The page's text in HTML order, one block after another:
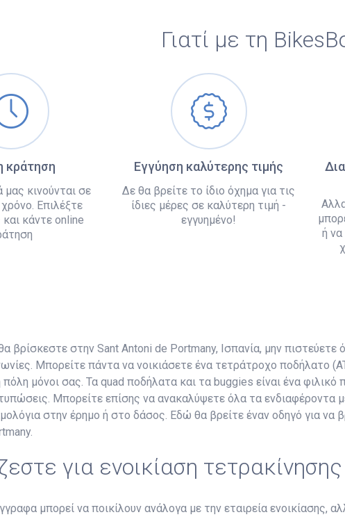
Γιατί με τη
κράτηση
μας κινούνται σε
Επιλέξτε
και κάντε online
Εγγύηση καλύτερης τιμής
Δε θα βρείτε το ίδιο όχημα για τις
ίδιες μέρες σε καλύτερη τιμή -
εγγυημένο!
ή
βρίσκεστε στην Sant Antoni de Portmany, Ισπανία, μην πιστεύετε
Μπορείτε πάντα να νοικιάσετε ένα τετράτροχο ποδήλατο
μόνοι σας. Τα quad ποδήλατα και τα buggies είναι ένα
Μπορείτε επίσης να ανακαλύψετε όλα τα ενδιαφέροντα
στην έρημο ή στο δάσος. Εδώ θα βρείτε έναν οδηγό για να
για ενοικίαση
μπορεί να ποικίλουν ανάλογα με την εταιρεία ενοικίασης,